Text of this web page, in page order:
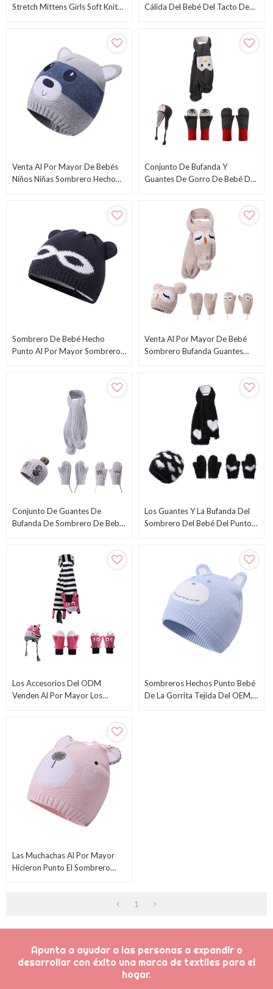
Stretch Mittens Girls Soft Knit
Cálida Del Bebé Del Tacto De
Venta Al Por Mayor De Bebés
Niños Niñas Sombrero Hecho
Conjunto De Bufanda Y
Guantes De Gorro De Bebé De
Sombrero De Bebé Hecho
Punto Al Por Mayor Sombrero
Venta Al Por Mayor De Bebé
Sombrero Bufanda Guantes
Conjunto De Guantes De
Bufanda De Sombrero De Bebé
Los Guantes Y La Bufanda Del
Sombrero Del Bebé Del Punto
Los Accesorios Del ODM
Venden Al Por Mayor Los
Bebé Fijados Con El Modelo De
Sombreros Hechos Punto Bebé
De La Gorrita Tejida Del OEM,
Las Muchachas Al Por Mayor
Hicieron Punto El Sombrero
1
Apunta a ayudar a las personas a expandir o
desarrollar con éxito una marca de textiles para el
hogar.